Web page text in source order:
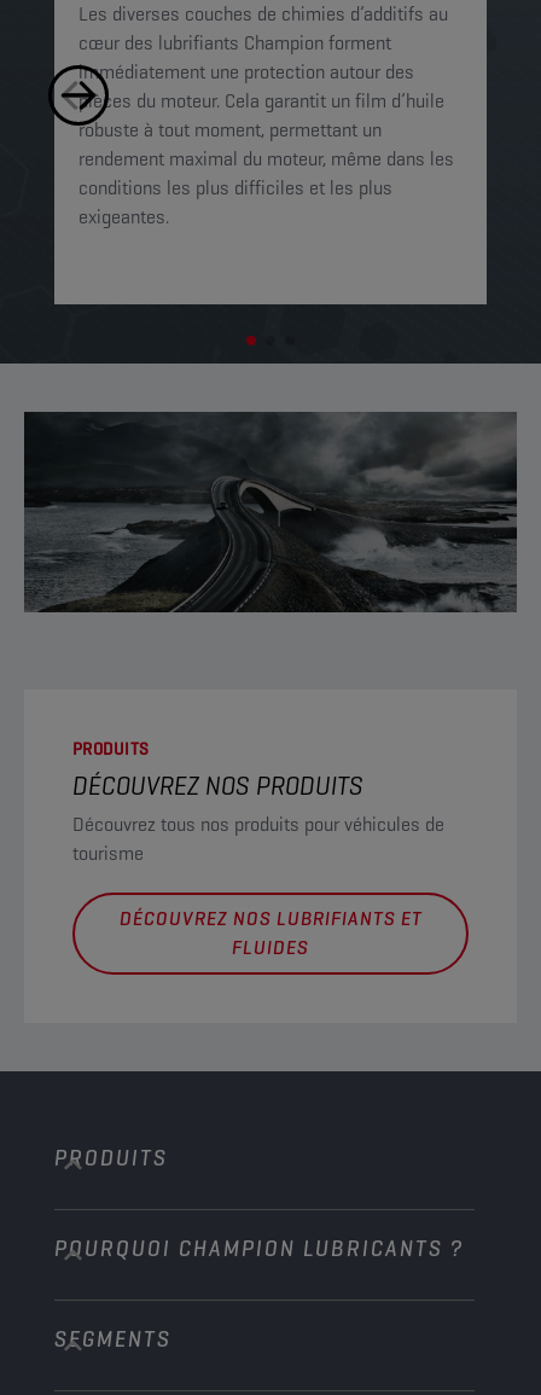
Les diverses couches de chimies d’additifs au
cœur des lubrifiants Champion forment
immédiatement une protection autour des
pièces du moteur. Cela garantit un film d’huile
robuste à tout moment, permettant un
rendement maximal du moteur, même dans les
conditions les plus difficiles et les plus
exigeantes.
PRODUITS
DÉCOUVREZ NOS PRODUITS
Découvrez tous nos produits pour véhicules de
tourisme
DÉCOUVREZ NOS LUBRIFIANTS ET
FLUIDES
PRODUITS
Voitures de tourisme
Bus et Camions
Construction et exploitation minière
POURQUOI CHAMPION LUBRICANTS ?
À propos de l’entreprise
SEGMENTS